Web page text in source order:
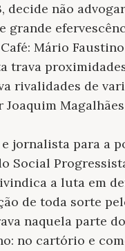
não
grande
Mário
trava
rivalidades de
jornalista para a
Social
a luta em
de toda sorte
naquela parte
no cartório e